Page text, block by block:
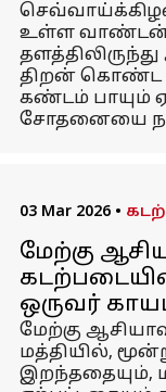
உள்ள
திறன் கொண்ட
கண்டம் பாயும்
சோதனையை
03 Mar 2026 •
மேற்கு
ஒருவர்
மேற்கு
மத்தியில்,
இறந்ததையும்,